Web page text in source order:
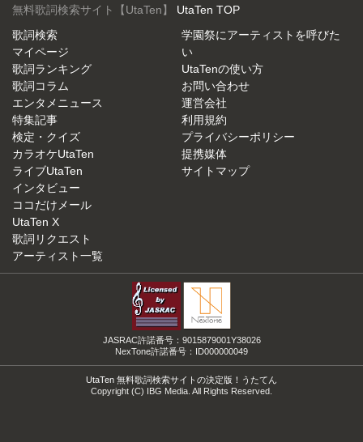
無料歌詞検索サイト【UtaTen】 UtaTen TOP
歌詞検索
マイページ
歌詞ランキング
歌詞コラム
エンタメニュース
特集記事
検定・クイズ
カラオケUtaTen
ライブUtaTen
インタビュー
ココだけメール
UtaTen X
歌詞リクエスト
アーティスト一覧
学園祭にアーティストを呼びた
い
UtaTenの使い方
お問い合わせ
運営会社
利用規約
プライバシーポリシー
提携媒体
サイトマップ
JASRAC許諾番号：9015879001Y38026
NexTone許諾番号：ID000000049
UtaTen 無料歌詞検索サイトの決定版！うたてん
Copyright (C) IBG Media. All Rights Reserved.